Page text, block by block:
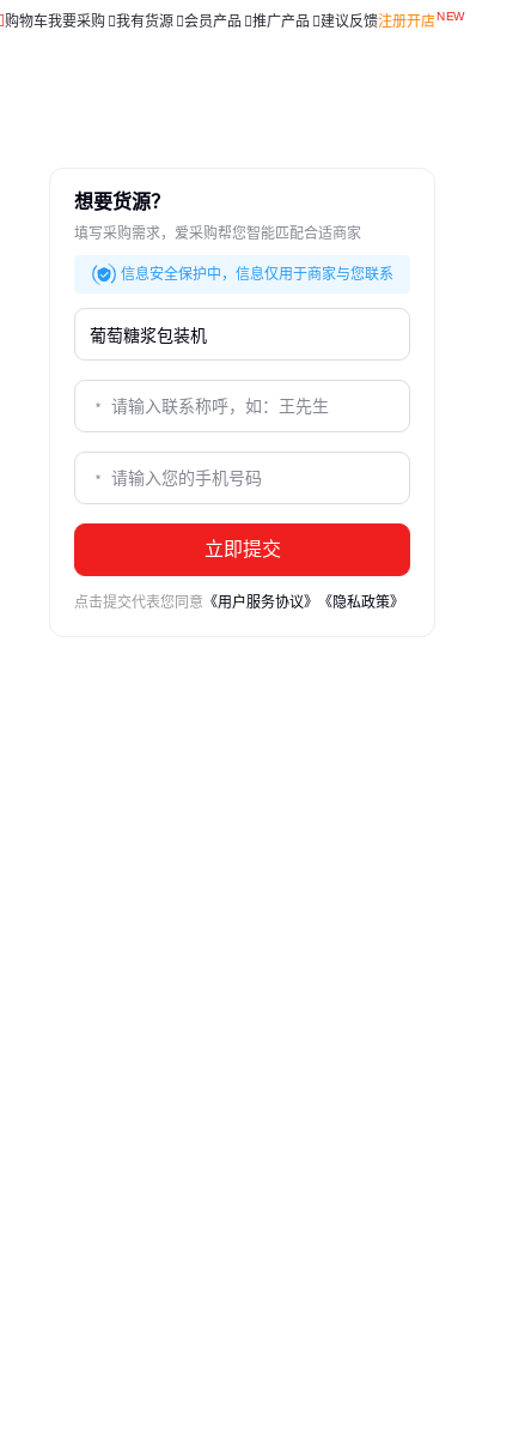
购物车我要采购 我有货源 会员产品 推广产品 建议反馈注册开店
想要货源？
填写采购需求，爱采购帮您智能匹配合适商家
信息安全保护中，信息仅用于商家与您联系
立即提交
点击提交代表您同意 《用户服务协议》 《隐私政策》